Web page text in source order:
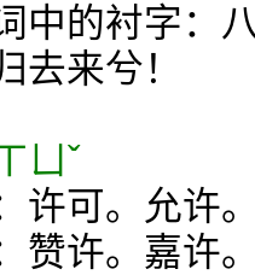
中的衬字：
来兮！
ㄩˇ
许可。允许
赞许。嘉许